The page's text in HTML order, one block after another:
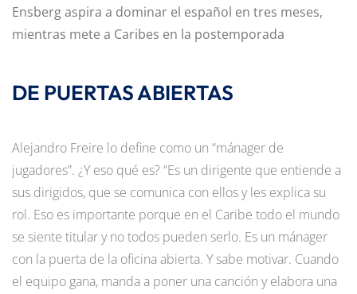
Ensberg aspira a dominar el español en tres meses,
mientras mete a Caribes en la postemporada
DE PUERTAS ABIERTAS
Alejandro Freire lo define como un “mánager de
jugadores”. ¿Y eso qué es? “Es un dirigente que entiende a
sus dirigidos, que se comunica con ellos y les explica su
rol. Eso es importante porque en el Caribe todo el mundo
se siente titular y no todos pueden serlo. Es un mánager
con la puerta de la oficina abierta. Y sabe motivar. Cuando
el equipo gana, manda a poner una canción y elabora una